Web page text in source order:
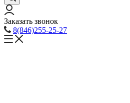
Заказать звонок
8(846)255-25-27